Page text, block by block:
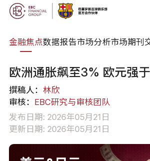
金融焦点数据报告市场分析市场期刊
欧洲通胀飙至3% 欧元强
撰稿人： 林欣
审核： EBC研究与审核团队
发布日期: 2026年05月21日
更新日期: 2026年05月21日